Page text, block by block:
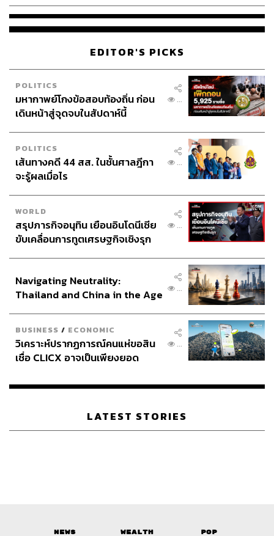
EDITOR'S PICKS
POLITICS
มหากาพย์โกงข้อสอบท้องถิ่น ก่อน
เดินหน้าสู่จุดจบในสัปดาห์นี้
...
POLITICS
เส้นทางคดี 44 สส. ในชั้นศาลฎีกา
จะรู้ผลเมื่อไร
...
WORLD
สรุปภารกิจอนุทิน เยือนอินโดนีเซีย
ขับเคลื่อนการทูตเศรษฐกิจเชิงรุก
...
Navigating Neutrality:
Thailand and China in the Age
...
BUSINESS / ECONOMIC
วิเคราะห์ปรากฏการณ์คนแห่ขอสิน
เชื่อ CLICX อาจเป็นเพียงยอด
เรือนไทยที่ถูกซุกไว้
...
LATEST STORIES
News Wealth Pop